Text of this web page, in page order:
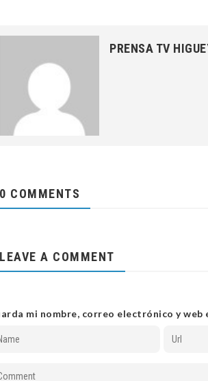
PRENSA TV
0 COMMENTS
LEAVE A COMMENT
mi nombre, correo electrónico y